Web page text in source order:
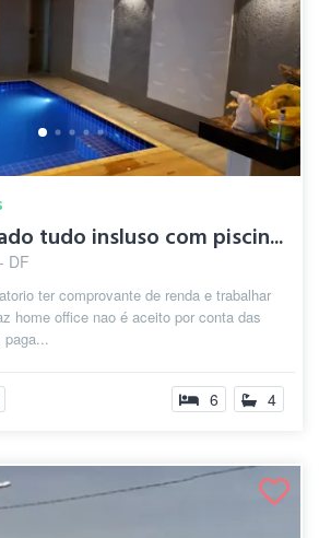
tudo insluso com piscin...
DF
ter comprovante de renda e trabalhar
home office nao é aceito por conta das
paga...
6 4